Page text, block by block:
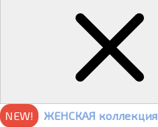
NEW!
ЖЕНСКАЯ коллекция